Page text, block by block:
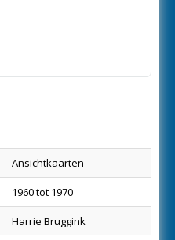
Ansichtkaarten
1960 tot 1970
Harrie Bruggink